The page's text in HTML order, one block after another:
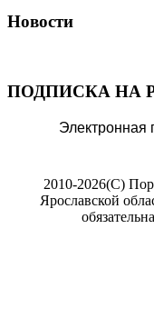
Новости
ПОДПИСКА НА
Электронная
2010-2026(С)
Ярославской